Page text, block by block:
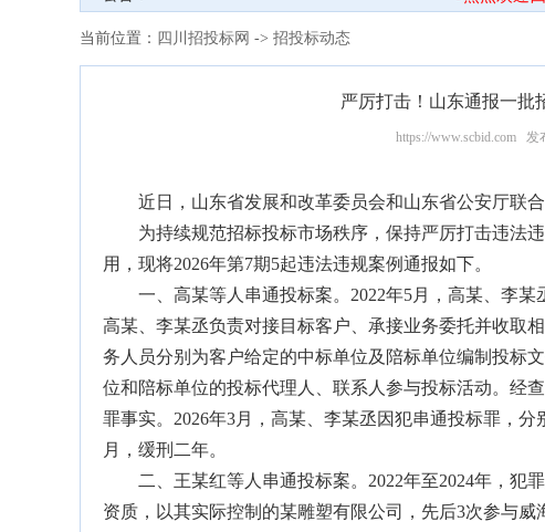
当前位置： 四川招投标网 -> 招投标动态
严厉打击！山东通报一批
https://www.scbid.com 发
近日，山东省发展和改革委员会和山东省公安厅联合
为持续规范招标投标市场秩序，保持严厉打击违法
用，现将2026年第7期5起违法违规案例通报如下。
一、高某等人串通投标案。2022年5月，高某、李某
高某、李某丞负责对接目标客户、承接业务委托并收取
务人员分别为客户给定的中标单位及陪标单位编制投标
位和陪标单位的投标代理人、联系人参与投标活动。经
罪事实。2026年3月，高某、李某丞因犯串通投标罪，
月，缓刑二年。
二、王某红等人串通投标案。2022年至2024年，犯
资质，以其实际控制的某雕塑有限公司，先后3次参与